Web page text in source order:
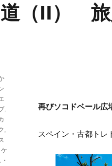
（II） 旅
再びソコドベール広
スペイン・古都トレ
,
,
ケ